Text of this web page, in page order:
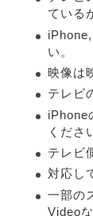
ている
い。
映像は
テレビ
iPhone
くださ
テレビ
対応し
一部の
Video